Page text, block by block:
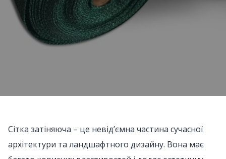
Сітка затіняюча – це невід’ємна частина сучасної
архітектури та ландшафтного дизайну. Вона має